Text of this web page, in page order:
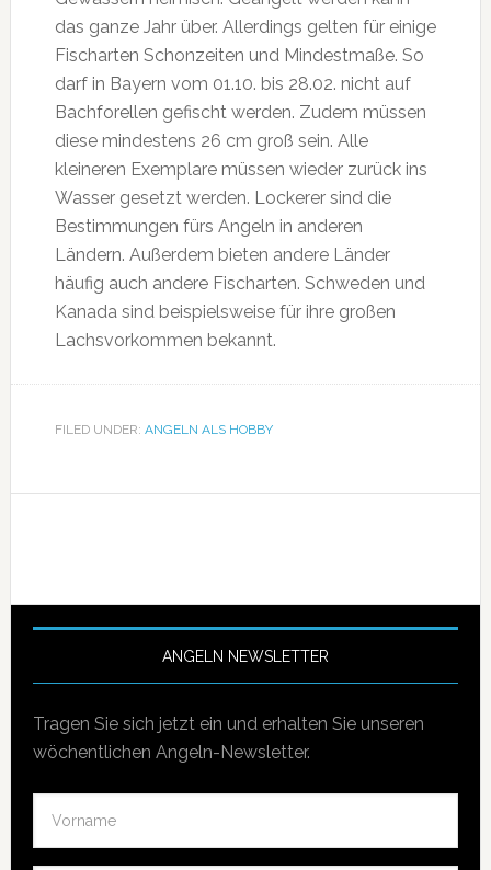
das ganze Jahr über. Allerdings gelten für einige
Fischarten Schonzeiten und Mindestmaße. So
darf in Bayern vom 01.10. bis 28.02. nicht auf
Bachforellen gefischt werden. Zudem müssen
diese mindestens 26 cm groß sein. Alle
kleineren Exemplare müssen wieder zurück ins
Wasser gesetzt werden. Lockerer sind die
Bestimmungen fürs Angeln in anderen
Ländern. Außerdem bieten andere Länder
häufig auch andere Fischarten. Schweden und
Kanada sind beispielsweise für ihre großen
Lachsvorkommen bekannt.
FILED UNDER: ANGELN ALS HOBBY
ANGELN NEWSLETTER
Tragen Sie sich jetzt ein und erhalten Sie unseren
wöchentlichen Angeln-Newsletter.